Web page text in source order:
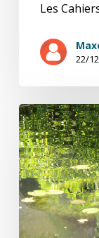
Les
22/
Ariel
+
Etienne